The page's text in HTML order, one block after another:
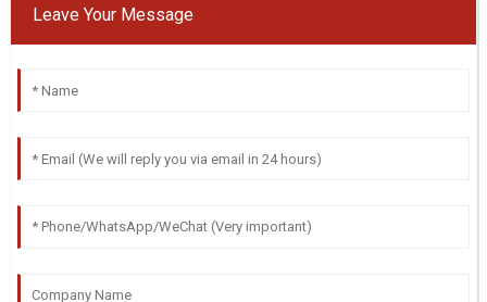
Leave Your Message